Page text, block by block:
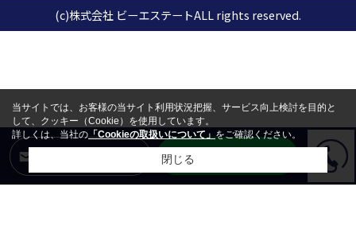
(c)株式会社 ビーエステートALL rights reserved.
LINEからお問合せ
当サイトでは、お客様の当サイト利用状況把握、サービス向上検討を目的と
して、クッキー（Cookie）を使用しています。
詳しくは、当社の「Cookieの取扱いについて」をご確認ください。
閉じる